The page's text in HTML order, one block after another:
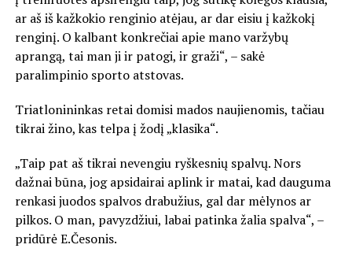
ar aš iš kažkokio renginio atėjau, ar dar eisiu į kažkokį
renginį. O kalbant konkrečiai apie mano varžybų
aprangą, tai man ji ir patogi, ir graži“, – sakė
paralimpinio sporto atstovas.
Triatlonininkas retai domisi mados naujienomis, tačiau
tikrai žino, kas telpa į žodį „klasika“.
„Taip pat aš tikrai nevengiu ryškesnių spalvų. Nors
dažnai būna, jog apsidairai aplink ir matai, kad dauguma
renkasi juodos spalvos drabužius, gal dar mėlynos ar
pilkos. O man, pavyzdžiui, labai patinka žalia spalva“, –
pridūrė E.Česonis.